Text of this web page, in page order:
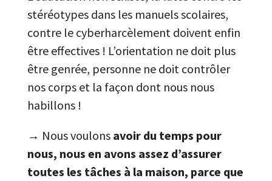
stéréotypes dans les manuels scolaires,
contre le cyberharcèlement doivent enfin
être effectives ! L’orientation ne doit plus
être genrée, personne ne doit contrôler
nos corps et la façon dont nous nous
habillons !
→ Nous voulons avoir du temps pour
nous, nous en avons assez d’assurer
toutes les tâches à la maison, parce que